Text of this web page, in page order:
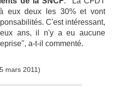
eux deux les 30% et vont
C'est intéressant,
ans, il n'y a eu aucune
a-t-il commenté.
mars 2011)